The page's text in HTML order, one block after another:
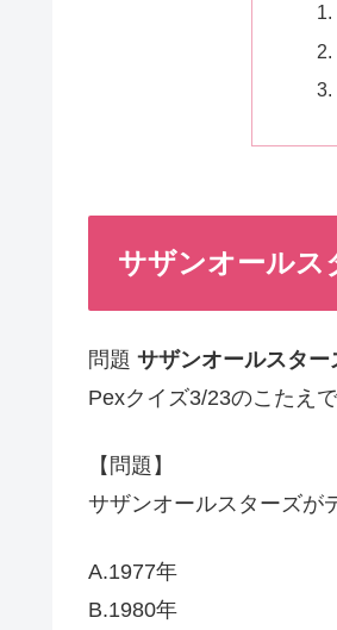
サザンオールス
問題 サザンオールスター
Pexクイズ3/23のこたえ
【問題】
サザンオールスターズが
A.1977年
B.1980年